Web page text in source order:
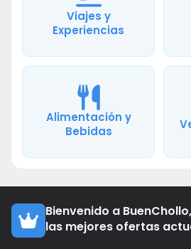
Viajes y
Experiencias
Alimentación y
Bebidas
Bienvenido a
las mejores ofertas